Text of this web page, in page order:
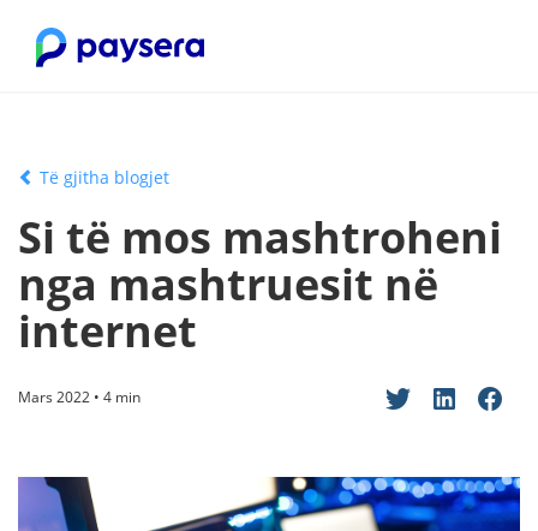
Të gjitha blogjet
Si të mos mashtroheni
nga mashtruesit në
internet
Mars 2022 • 4 min